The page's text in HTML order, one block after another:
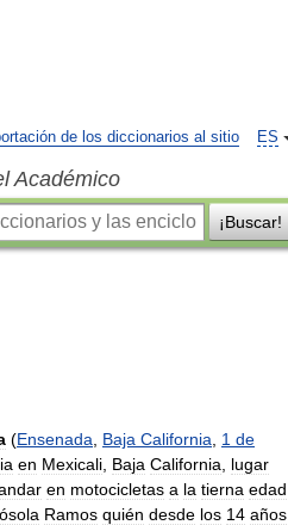
ES
de los diccionarios al sitio
Académico
¡Buscar!
(Ensenada Baja California 1 de
en Mexicali Baja California
lugar
en motocicletas a la tierna edad
Ramos quién desde los 14 años